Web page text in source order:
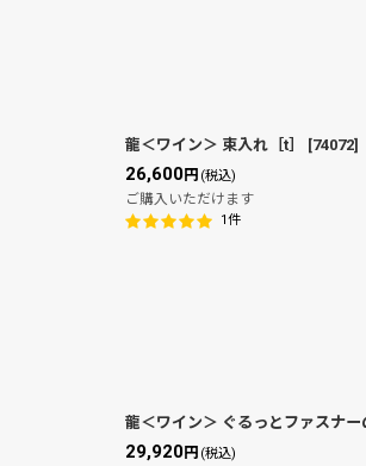
龍＜ワイン＞ 束入れ［t］ [74072]
26,600円 (税込)
ご購入いただけます
1件
龍＜ワイン＞ ぐるっとファスナー
29,920円 (税込)